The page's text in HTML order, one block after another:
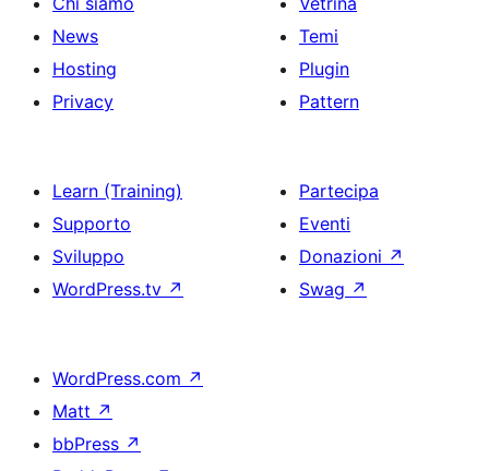
News
Hosting
Privacy
Temi
Plugin
Pattern
Learn (Training)
Supporto
Sviluppo
WordPress.tv ↗
Partecipa
Eventi
Donazioni ↗
Swag ↗
WordPress.com ↗
Matt ↗
bbPress ↗